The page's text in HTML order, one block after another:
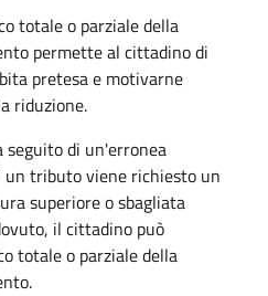
totale o parziale della
permette al cittadino di
pretesa e motivarne
riduzione.
seguito di un'erronea
un tributo viene richiesto un
superiore o sbagliata
il cittadino può
totale o parziale della